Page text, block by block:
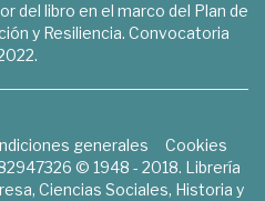
del libro en el marco del Plan de
y Resiliencia. Convocatoria
generales
Cookies
© 1948 - 2018. Librería
Ciencias Sociales, Historia y